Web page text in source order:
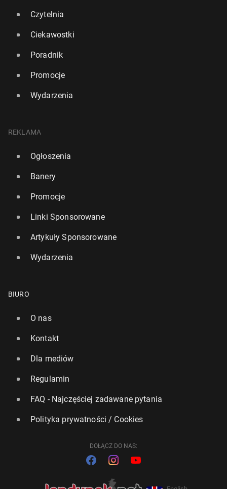
Czytelnia
Ciekawostki
Poradnik
Promocje
Wydarzenia
REKLAMA
Ogłoszenia
Banery
Promocje
Linki Sponsorowane
Artykuły Sponsorowane
Wydarzenia
BIURO
O nas
Kontakt
Dla mediów
Regulamin
FAQ - Najczęściej zadawane pytania
Polityka prywatności / Cookies
DOŁĄCZ DO NAS: